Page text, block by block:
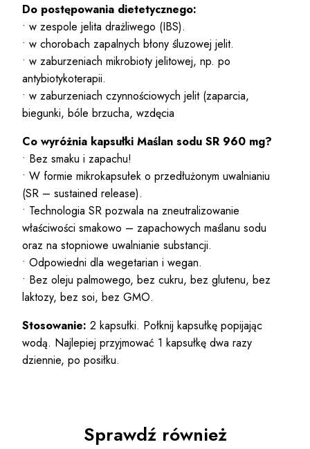
Do postępowania dietetycznego:
• w zespole jelita drażliwego (IBS).
• w chorobach zapalnych błony śluzowej jelit.
• w zaburzeniach mikrobioty jelitowej, np. po
antybiotykoterapii.
• w zaburzeniach czynnościowych jelit (zaparcia,
biegunki, bóle brzucha, wzdęcia
Co wyróżnia kapsułki Maślan sodu SR 960 mg?
• Bez smaku i zapachu!
• W formie mikrokapsułek o przedłużonym uwalnianiu
(SR – sustained release).
• Technologia SR pozwala na zneutralizowanie
właściwości smakowo – zapachowych maślanu sodu
oraz na stopniowe uwalnianie substancji.
• Odpowiedni dla wegetarian i wegan.
• Bez oleju palmowego, bez cukru, bez glutenu, bez
laktozy, bez soi, bez GMO.
Stosowanie: 2 kapsułki. Połknij kapsułkę popijając
wodą. Najlepiej przyjmować 1 kapsułkę dwa razy
dziennie, po posiłku.
Sprawdź również